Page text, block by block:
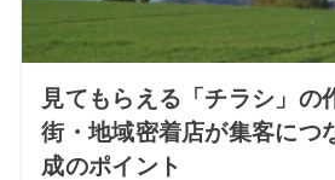
見てもらえる「チラシ」の
街・地域密着店が集客につ
成のポイント